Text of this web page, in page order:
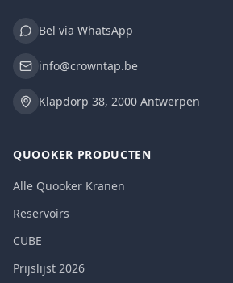
Bel via WhatsApp
info@crowntap.be
Klapdorp 38, 2000 Antwerpen
QUOOKER PRODUCTEN
Alle Quooker Kranen
Reservoirs
CUBE
Prijslijst 2026